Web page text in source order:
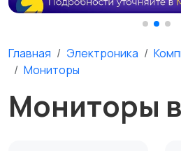
Главная Электроника
Мониторы
Мониторы